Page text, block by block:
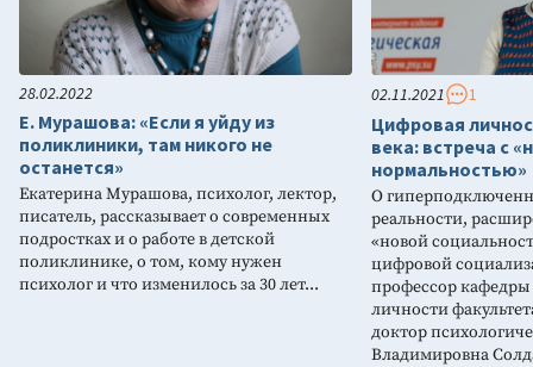
28.02.2022
Е. Мурашова: «Если я уйду из
поликлиники, там никого не
останется»
Екатерина Мурашова, психолог, лектор,
писатель, рассказывает о современных
подростках и о работе в детской
поликлинике, о том, кому нужен
психолог и что изменилось за 30 лет...
02.11.2021 1
Цифровая
века: встреча с
нормальностью»
О
реальности,
«новой
цифровой
профессор
личности
доктор
Владимировна